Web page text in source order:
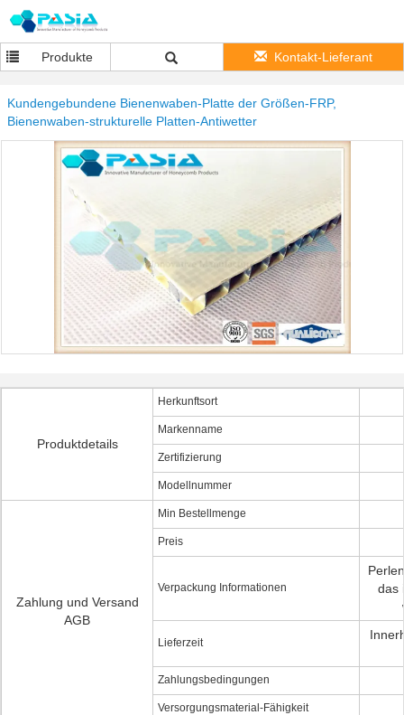
Produkte Kontakt-Lieferant
Kundengebundene Bienenwaben-Platte der Größen-FRP,
Bienenwaben-strukturelle Platten-Antiwetter
Produktdetails
Herkunftsort
Markenname
Zertifizierung
Modellnummer
Zahlung und Versand
AGB
Min Bestellmenge
Preis
Verpackung Informationen
das
Lieferzeit
Zahlungsbedingungen
Versorgungsmaterial-Fähigkeit